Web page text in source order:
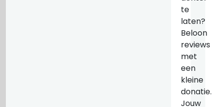
te
laten?
Beloon
reviews
met
een
kleine
donatie.
Jouw